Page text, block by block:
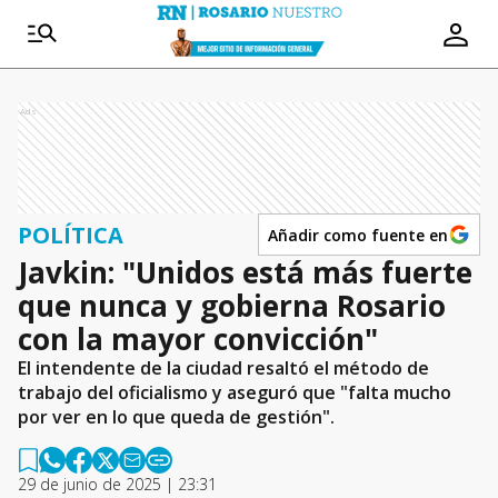
Ads
POLÍTICA Añadir como fuente en
Javkin: "Unidos está más fuerte
que nunca y gobierna Rosario
con la mayor convicción"
El intendente de la ciudad resaltó el método de
trabajo del oficialismo y aseguró que "falta mucho
por ver en lo que queda de gestión".
29 de junio de 2025 | 23:31